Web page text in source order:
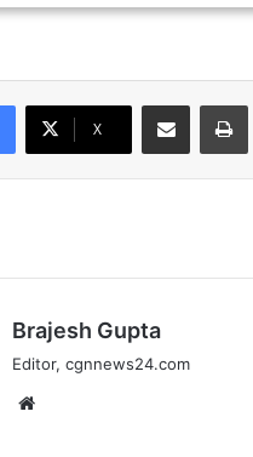
X
Share via Email
Brajesh Gupta
Editor, cgnnews24.com